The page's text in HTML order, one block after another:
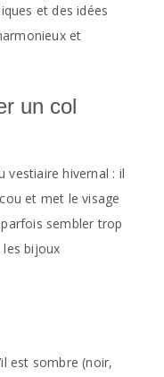
et des idées
et
un col
vestiaire hivernal : il
et met le visage
sembler trop
les bijoux
est sombre (noir,